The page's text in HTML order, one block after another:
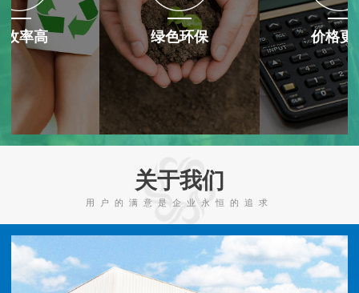
收率高 绿色环保 价格更
关于我们
用户的满意是企业永恒的追求